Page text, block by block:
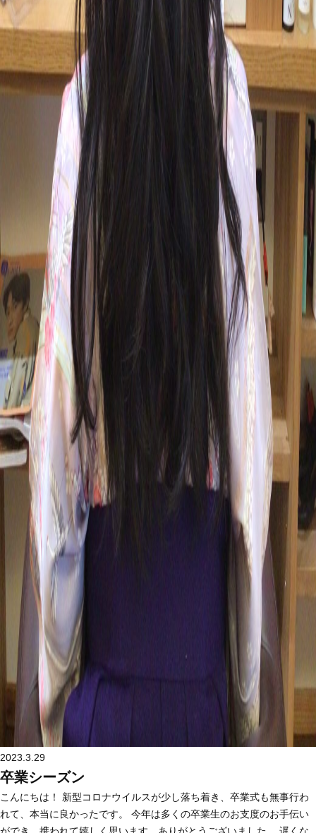
2023.3.29
卒業シーズン
こんにちは！ 新型コロナウイルスが少し落ち着き、卒業式も無事行わ
れて、本当に良かったです。 今年は多くの卒業生のお支度のお手伝い